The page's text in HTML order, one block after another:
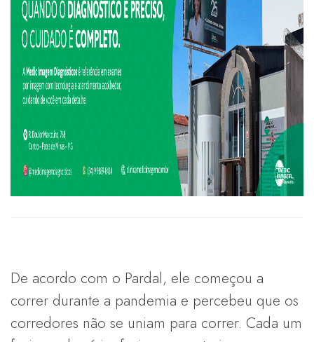
De acordo com o Pardal, ele começou a
correr durante a pandemia e percebeu que os
corredores não se uniam para correr. Cada um